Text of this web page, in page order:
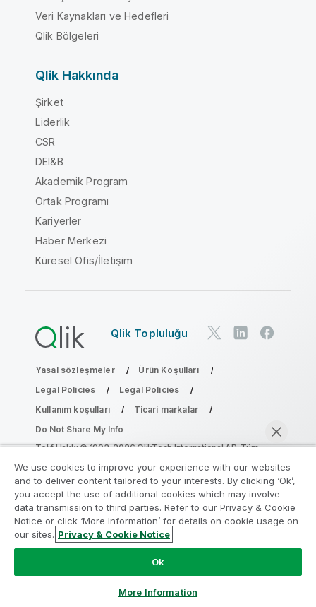
Şimdi sohbet et
Veri Kaynakları ve Hedefleri
Qlik Bölgeleri
Qlik Hakkında
Şirket
Liderlik
CSR
DEI&B
Akademik Program
Ortak Programı
Kariyerler
Haber Merkezi
Küresel Ofis/İletişim
Qlik Topluluğu
Yasal sözleşmeler
Ürün Koşulları
Legal Policies
Legal Policies
Kullanım koşulları
Ticari markalar
Do Not Share My Info
Telif Hakkı © 1993-2026 QlikTech International AB. Tüm
Analiz Modernleştirme Programına katılın
Analiz Modernleştirme Programı ile değerli QlikView
ampquestions@qlik.com
We use cookies to improve your experience with our websites
and to deliver content tailored to your interests. By clicking ‘Ok’,
you accept the use of additional cookies which may involve
data transmission to third parties. Refer to our Privacy & Cookie
Notice or click ‘More Information’ for details on cookie usage on
our sites. Privacy & Cookie Notice
Ok
More Information